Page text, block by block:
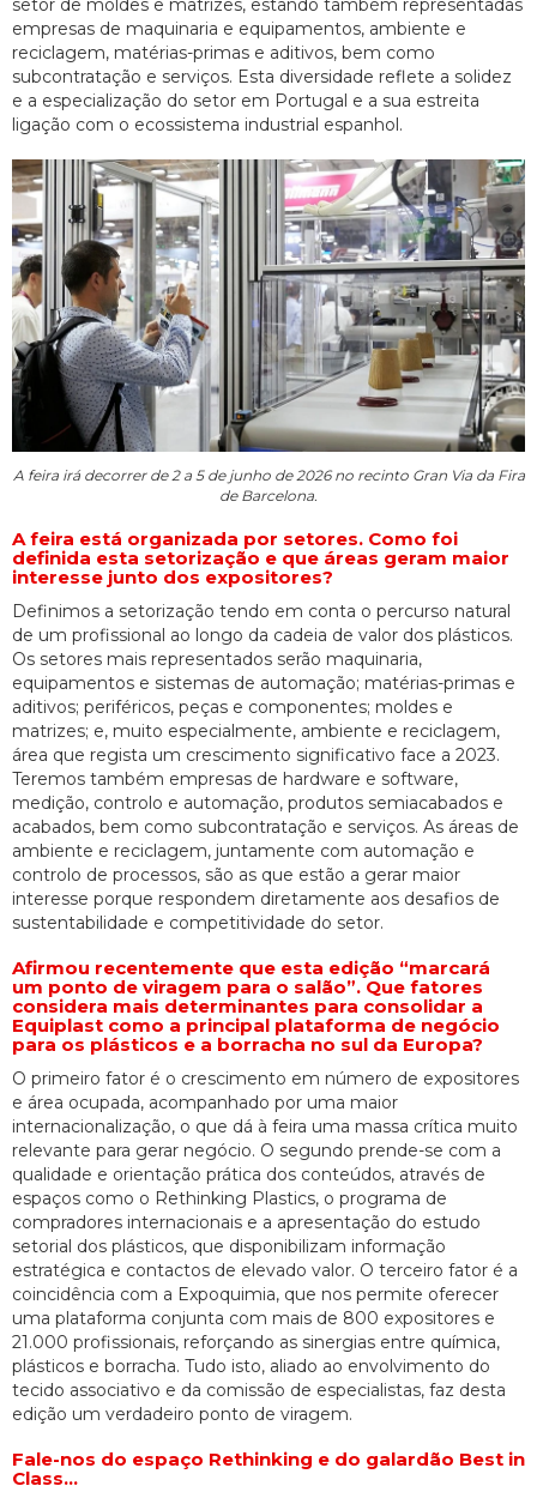
setor de moldes e matrizes, estando também representadas
empresas de maquinaria e equipamentos, ambiente e
reciclagem, matérias-primas e aditivos, bem como
subcontratação e serviços. Esta diversidade reflete a solidez
e a especialização do setor em Portugal e a sua estreita
ligação com o ecossistema industrial espanhol.
A feira irá decorrer de 2 a 5 de junho de 2026 no recinto Gran Via da Fira
de Barcelona.
A feira está organizada por setores. Como foi
definida esta setorização e que áreas geram maior
interesse junto dos expositores?
Definimos a setorização tendo em conta o percurso natural
de um profissional ao longo da cadeia de valor dos plásticos.
Os setores mais representados serão maquinaria,
equipamentos e sistemas de automação; matérias-primas e
aditivos; periféricos, peças e componentes; moldes e
matrizes; e, muito especialmente, ambiente e reciclagem,
área que regista um crescimento significativo face a 2023.
Teremos também empresas de hardware e software,
medição, controlo e automação, produtos semiacabados e
acabados, bem como subcontratação e serviços. As áreas de
ambiente e reciclagem, juntamente com automação e
controlo de processos, são as que estão a gerar maior
interesse porque respondem diretamente aos desafios de
sustentabilidade e competitividade do setor.
Afirmou recentemente que esta edição “marcará
um ponto de viragem para o salão”. Que fatores
considera mais determinantes para consolidar a
Equiplast como a principal plataforma de negócio
para os plásticos e a borracha no sul da Europa?
O primeiro fator é o crescimento em número de expositores
e área ocupada, acompanhado por uma maior
internacionalização, o que dá à feira uma massa crítica muito
relevante para gerar negócio. O segundo prende-se com a
qualidade e orientação prática dos conteúdos, através de
espaços como o Rethinking Plastics, o programa de
compradores internacionais e a apresentação do estudo
setorial dos plásticos, que disponibilizam informação
estratégica e contactos de elevado valor. O terceiro fator é a
coincidência com a Expoquimia, que nos permite oferecer
uma plataforma conjunta com mais de 800 expositores e
21.000 profissionais, reforçando as sinergias entre química,
plásticos e borracha. Tudo isto, aliado ao envolvimento do
tecido associativo e da comissão de especialistas, faz desta
edição um verdadeiro ponto de viragem.
Fale-nos do espaço Rethinking e do galardão Best in
Class…